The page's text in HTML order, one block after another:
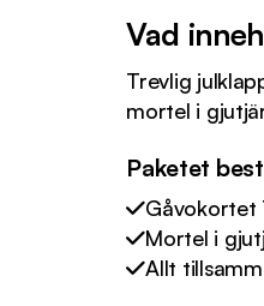
Vad
Trevlig
mortel i
Paketet
Gåvokortet
Mortel i
Allt